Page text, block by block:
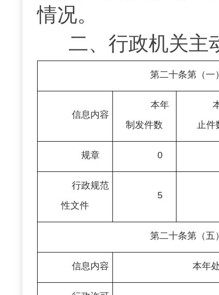
情况。
二、 行政机关主
第二十条第（一
信息内容
本年
制发件数
止件
规章 0
行政规范
性文件
5
第二十条第（五
信息内容 本年